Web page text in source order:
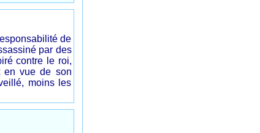
de
par des
contre le roi,
en vue de son
moins les